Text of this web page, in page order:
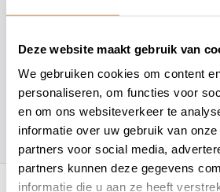
Deze website maakt gebruik van
We gebruiken cookies om content
personaliseren, om functies voor
en om ons websiteverkeer te
informatie over uw gebruik van
partners voor social media,
partners kunnen deze gegevens
informatie die u aan ze heeft
info@artsloten.nl
157 klanten geven een 4.7 /5
Recent bekeken